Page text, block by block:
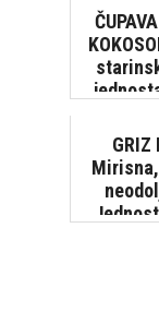
tražili
GRIZ